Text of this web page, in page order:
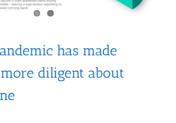
has made
diligent about